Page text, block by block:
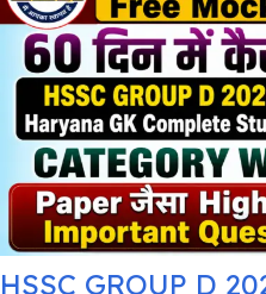
HSSC GROUP D